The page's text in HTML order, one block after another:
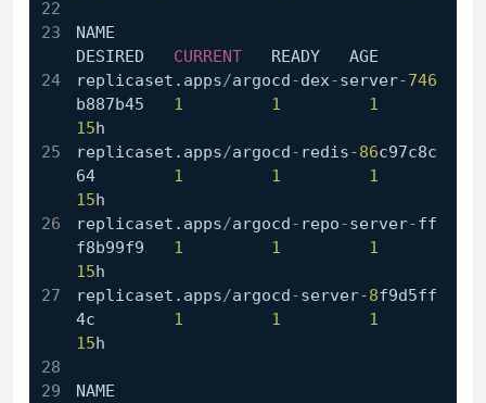
NAME
DESIRED CURRENT
   READY   AGE
replicaset.apps/argocd-dex-server-746
b887b45 1 1
1
15h
replicaset.apps/argocd- redis-86c97c8c
64 1 1
1
15h
replicaset.apps/argocd- repo-server-ff
f8b99f9 1 1
1
15h
replicaset.apps/argocd-server-8f9d5ff
4c 1 1
1
15h
NAME